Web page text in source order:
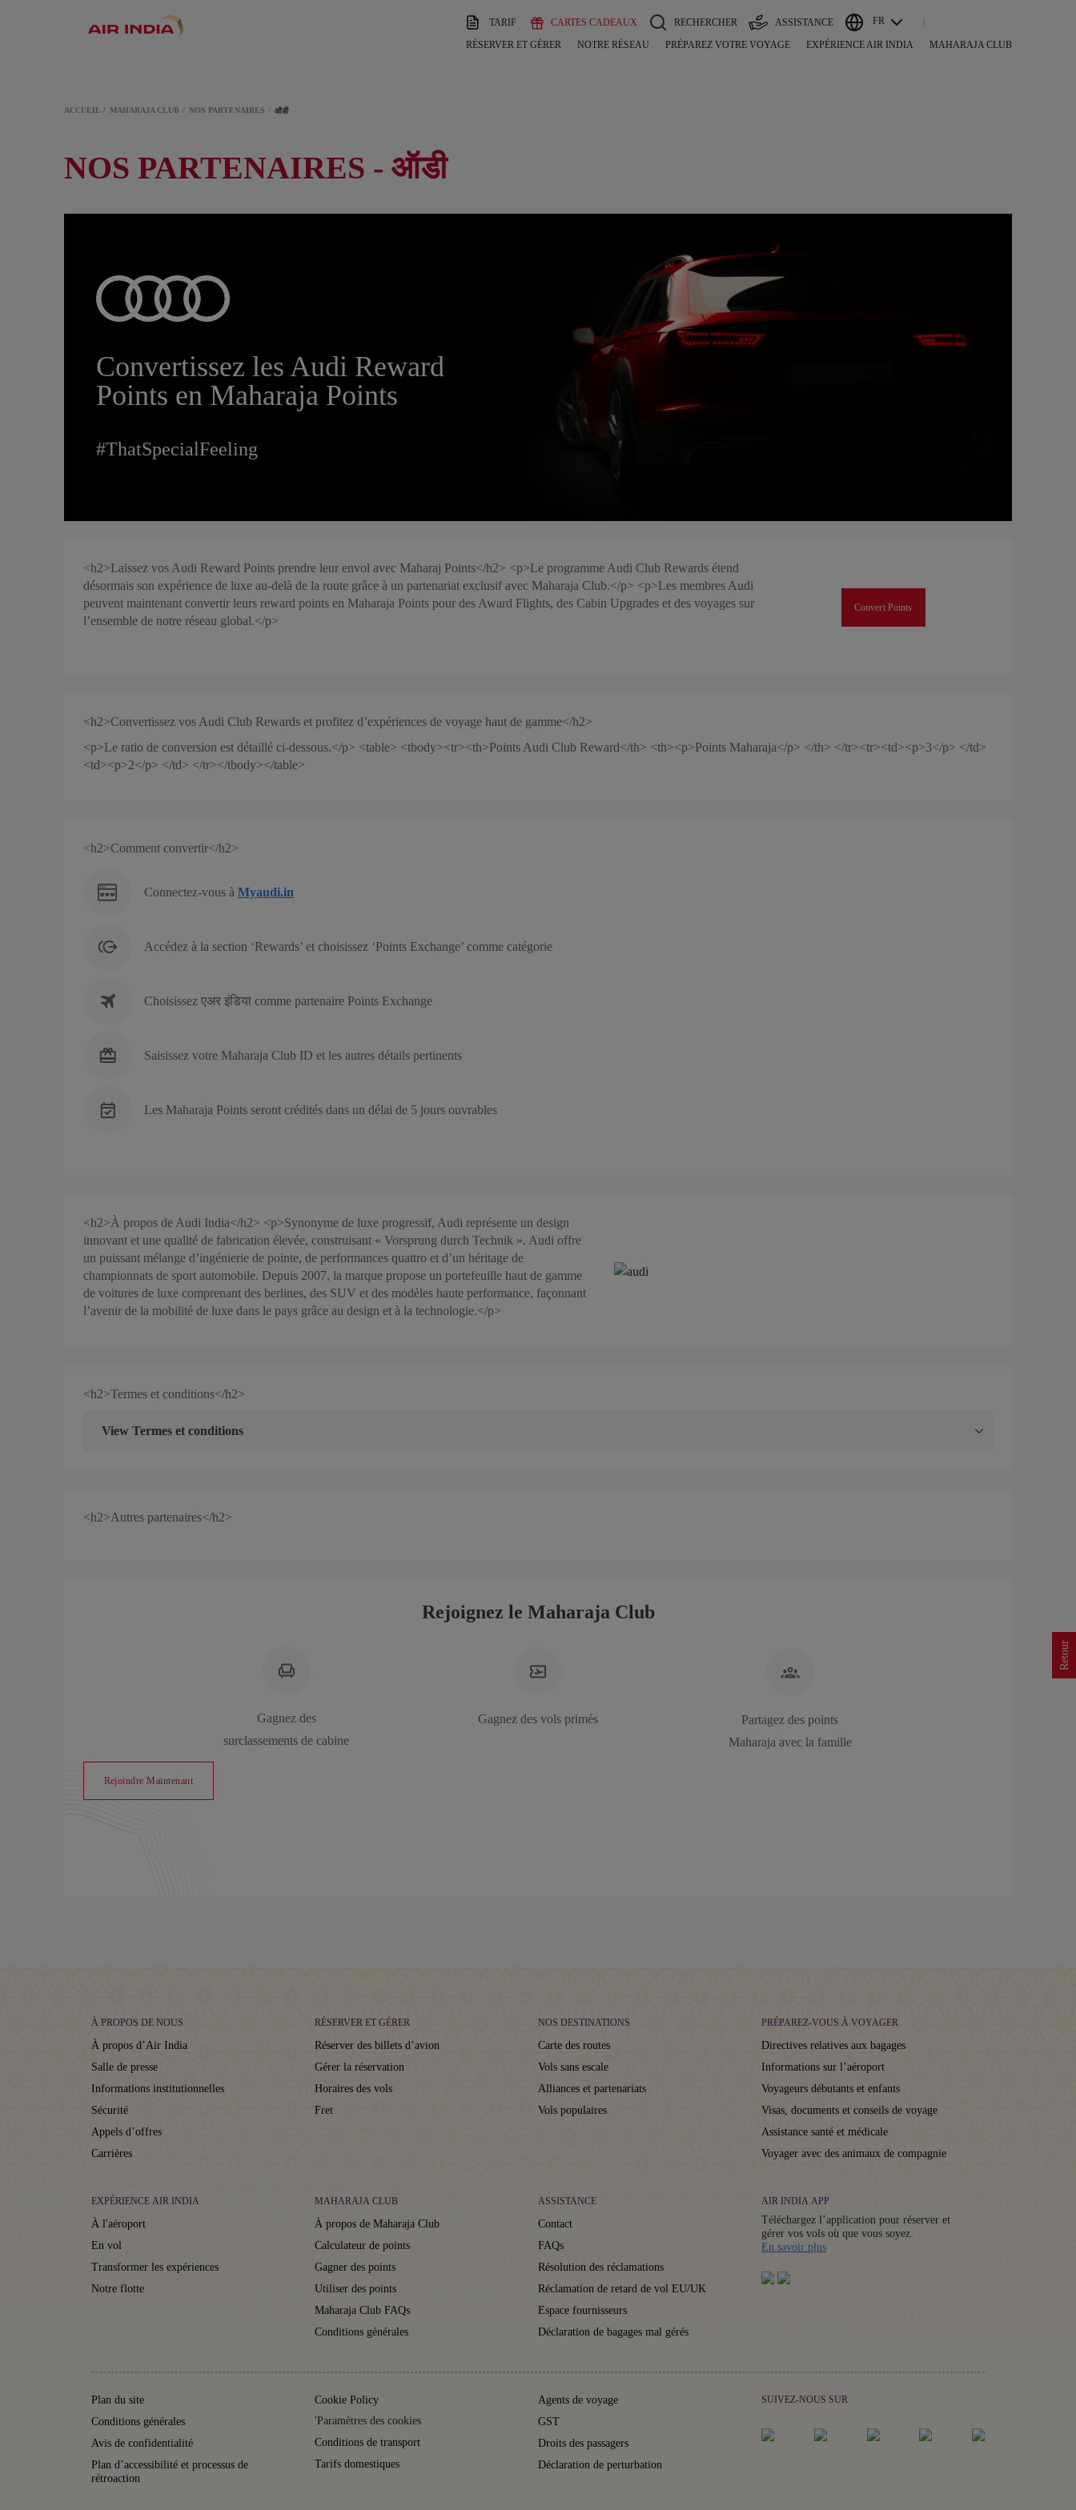
TARIF CARTES CADEAUX RECHERCHER ASSISTANCE FR
RÉSERVER ET GÉRER NOTRE RÉSEAU PRÉPAREZ VOTRE VOYAGE EXPÉRIENCE AIR INDIA MAHARAJA CLUB
Retour
ACCUEIL MAHARAJA CLUB NOS PARTENAIRES ऑडी
NOS PARTENAIRES - ऑडी
Convertissez les Audi Reward
Points en Maharaja Points
#ThatSpecialFeeling
<h2>Laissez vos Audi Reward Points prendre leur envol avec Maharaj Points</h2> <p>Le programme Audi Club Rewards étend
désormais son expérience de luxe au-delà de la route grâce à un partenariat exclusif avec Maharaja Club.</p> <p>Les membres Audi
peuvent maintenant convertir leurs reward points en Maharaja Points pour des Award Flights, des Cabin Upgrades et des voyages sur
l’ensemble de notre réseau global.</p>
Convert Points
<h2>Convertissez vos Audi Club Rewards et profitez d’expériences de voyage haut de gamme</h2>
<p>Le ratio de conversion est détaillé ci-dessous.</p> <table> <tbody><tr><th>Points Audi Club Reward</th> <th><p>Points Maharaja</p> </th> </tr><tr><td><p>3</p> </td>
<td><p>2</p> </td> </tr></tbody></table>
<h2>Comment convertir</h2>
Connectez-vous à Myaudi.in
Accédez à la section ‘Rewards’ et choisissez ‘Points Exchange’ comme catégorie
Choisissez एअर इंडिया comme partenaire Points Exchange
Saisissez votre Maharaja Club ID et les autres détails pertinents
Les Maharaja Points seront crédités dans un délai de 5 jours ouvrables
<h2>À propos de Audi India</h2> <p>Synonyme de luxe progressif, Audi représente un design
innovant et une qualité de fabrication élevée, construisant « Vorsprung durch Technik ». Audi offre
un puissant mélange d’ingénierie de pointe, de performances quattro et d’un héritage de
championnats de sport automobile. Depuis 2007, la marque propose un portefeuille haut de gamme
de voitures de luxe comprenant des berlines, des SUV et des modèles haute performance, façonnant
l’avenir de la mobilité de luxe dans le pays grâce au design et à la technologie.</p>
<h2>Termes et conditions</h2>
View Termes et conditions
<h2>Autres partenaires</h2>
Rejoignez le Maharaja Club
Gagnez des
surclassements de cabine
Gagnez des vols primés
Partagez des points
Maharaja avec la famille
Rejoindre Maintenant
À PROPOS DE NOUS
À propos d’Air India
Salle de presse
Informations institutionnelles
Sécurité
Appels d’offres
Carrières
RÉSERVER ET GÉRER
Réserver des billets d’avion
Gérer la réservation
Horaires des vols
Fret
NOS DESTINATIONS
Carte des routes
Vols sans escale
Alliances et partenariats
Vols populaires
PRÉPAREZ-VOUS À VOYAGER
Directives relatives aux bagages
Informations sur l’aéroport
Voyageurs débutants et enfants
Visas, documents et conseils de voyage
Assistance santé et médicale
Voyager avec des animaux de compagnie
EXPÉRIENCE AIR INDIA
À l'aéroport
En vol
Transformer les expériences
Notre flotte
MAHARAJA CLUB
À propos de Maharaja Club
Calculateur de points
Gagner des points
Utiliser des points
Maharaja Club FAQs
Conditions générales
ASSISTANCE
Contact
FAQs
Résolution des réclamations
Réclamation de retard de vol EU/UK
Espace fournisseurs
Déclaration de bagages mal gérés
AIR INDIA APP
Téléchargez l’application pour réserver et
gérer vos vols où que vous soyez.
En savoir plusDetails
Plan du site
Conditions générales
Avis de confidentialité
Plan d’accessibilité et processus de
rétroaction
Cookie Policy
'Paramètres des cookies
Conditions de transport
Tarifs domestiques
Agents de voyage
GST
Droits des passagers
Déclaration de perturbation
SUIVEZ-NOUS SUR